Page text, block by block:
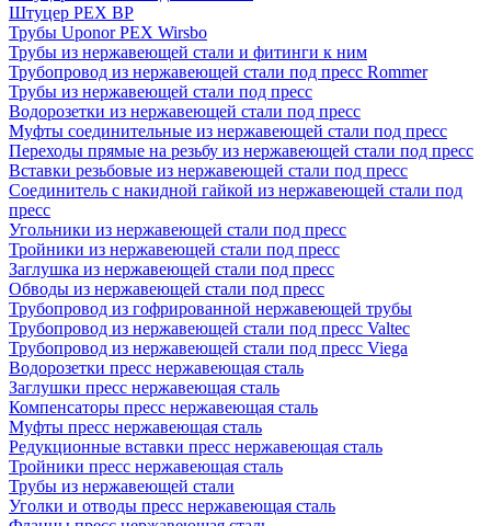
Штуцер PEX ВР
Трубы Uponor PEX Wirsbo
Трубы из нержавеющей стали и фитинги к ним
Трубопровод из нержавеющей стали под пресс Rommer
Трубы из нержавеющей стали под пресс
Водорозетки из нержавеющей стали под пресс
Муфты соединительные из нержавеющей стали под пресс
Переходы прямые на резьбу из нержавеющей стали под пресс
Вставки резьбовые из нержавеющей стали под пресс
Соединитель с накидной гайкой из нержавеющей стали под
пресс
Угольники из нержавеющей стали под пресс
Тройники из нержавеющей стали под пресс
Заглушка из нержавеющей стали под пресс
Обводы из нержавеющей стали под пресс
Трубопровод из гофрированной нержавеющей трубы
Трубопровод из нержавеющей стали под пресс Valtec
Трубопровод из нержавеющей стали под пресс Viega
Водорозетки пресс нержавеющая сталь
Заглушки пресс нержавеющая сталь
Компенсаторы пресс нержавеющая сталь
Муфты пресс нержавеющая сталь
Редукционные вставки пресс нержавеющая сталь
Тройники пресс нержавеющая сталь
Трубы из нержавеющей стали
Уголки и отводы пресс нержавеющая сталь